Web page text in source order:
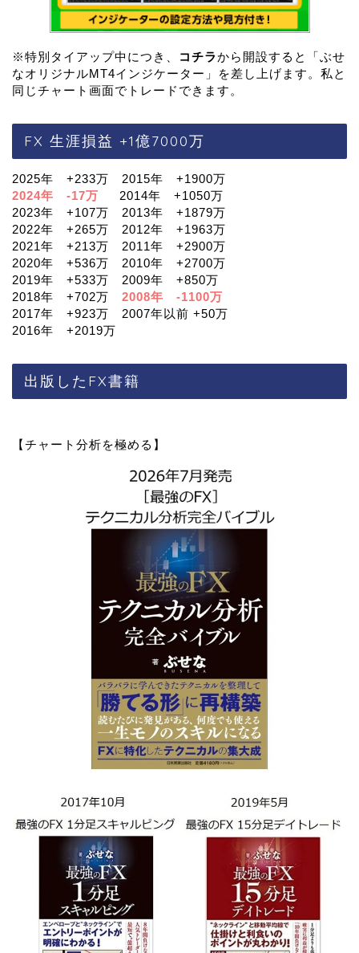
※特別タイアップ中につき、 コチラから開設すると「ぶせ
なオリジナルMT4インジケーター」を差し上げます。私と
同じチャート画面でトレードできます。
FX 生涯損益 +1億7000万
2025年 +233万 2015年 +1900万
2024年 -17万
2014年 +1050万
2023年 +107万 2013年 +1879万
2022年 +265万 2012年 +1963万
2021年 +213万 2011年 +2900万
2020年 +536万 2010年 +2700万
2019年 +533万 2009年 +850万
2018年 +702万 2008年 -1100万
2017年 +923万 2007年以前 +50万
2016年 +2019万
出版したFX書籍
【チャート分析を極める】